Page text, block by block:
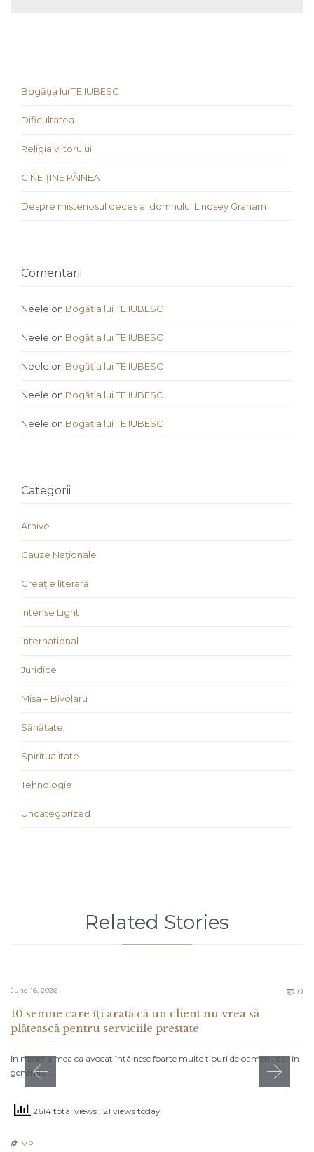
Bogăția lui TE IUBESC
Dificultatea
Religia viitorului
CINE ȚINE PÂINEA
Despre misteriosul deces al domnului Lindsey Graham
Comentarii
Neele on Bogăția lui TE IUBESC
Neele on Bogăția lui TE IUBESC
Neele on Bogăția lui TE IUBESC
Neele on Bogăția lui TE IUBESC
Neele on Bogăția lui TE IUBESC
Categorii
Arhive
Cauze Naţionale
Creaţie literară
Intense Light
international
Juridice
Misa – Bivolaru
Sănătate
Spiritualitate
Tehnologie
Uncategorized
Related Stories
June 18, 2026  0
10 semne care îți arată că un client nu vrea să
plătească pentru serviciile prestate
În meseria mea ca avocat întâlnesc foarte multe tipuri de oameni, dar în
general îi…
2614 total views , 21 views today
 MR